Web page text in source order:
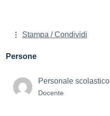
Stampa / Condividi
Persone
Personale scolastico
Docente